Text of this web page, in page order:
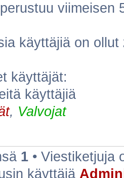
viimeisen
käyttäjiä on ollut
käyttäjät:
käyttäjiä
, Valvojat
1 • Viestiketjuja
käyttäjä